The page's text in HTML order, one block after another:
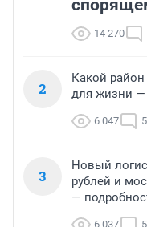
14 270
2
Какой
для жизни —
6 047 5
3
Новый
рублей и
—
6 037 5